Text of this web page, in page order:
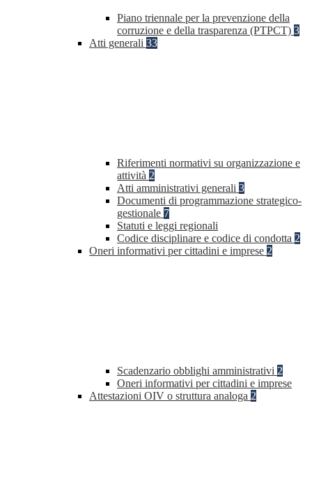
Piano triennale per la prevenzione della
corruzione e della trasparenza (PTPCT) 3
Atti generali 33
Riferimenti normativi su organizzazione e
attività 2
Atti amministrativi generali 3
Documenti di programmazione strategico-
gestionale 7
Statuti e leggi regionali
Codice disciplinare e codice di condotta 2
Oneri informativi per cittadini e imprese 2
Scadenzario obblighi amministrativi 2
Oneri informativi per cittadini e imprese
Attestazioni OIV o struttura analoga 2